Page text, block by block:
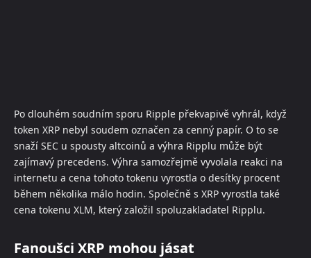
Po dlouhém soudním sporu Ripple překvapivě vyhrál, když
token XRP nebyl soudem označen za cenný papír. O to se
snaží SEC u spousty altcoinů a výhra Ripplu může být
zajímavý precedens. Výhra samozřejmě vyvolala reakci na
internetu a cena tohoto tokenu vyrostla o desítky procent
během několika málo hodin. Společně s XRP vyrostla také
cena tokenu XLM, který založil spoluzakladatel Ripplu.
Fanoušci XRP mohou jásat